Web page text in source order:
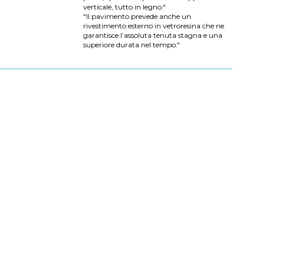
verticale, tutto in legno."
"Il pavimento prevede anche un
rivestimento esterno in vetroresina che ne
garantisce l’assoluta tenuta stagna e una
superiore durata nel tempo."